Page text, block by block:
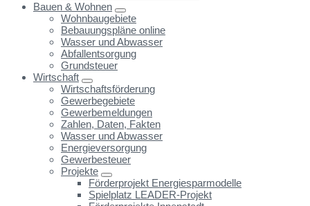
Bauen & Wohnen
Wohnbaugebiete
Bebauungspläne online
Wasser und Abwasser
Abfallentsorgung
Grundsteuer
Wirtschaft
Wirtschaftsförderung
Gewerbegebiete
Gewerbemeldungen
Zahlen, Daten, Fakten
Wasser und Abwasser
Energieversorgung
Gewerbesteuer
Projekte
Förderprojekt Energiesparmodelle
Spielplatz LEADER-Projekt